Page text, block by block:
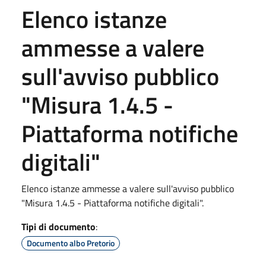
Elenco istanze
ammesse a valere
sull'avviso pubblico
"Misura 1.4.5 -
Piattaforma notifiche
digitali"
Elenco istanze ammesse a valere sull'avviso pubblico
"Misura 1.4.5 - Piattaforma notifiche digitali".
Tipi di documento:
Documento albo Pretorio